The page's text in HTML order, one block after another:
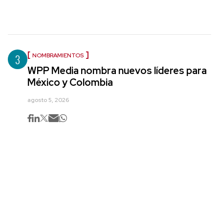
3 NOMBRAMIENTOS
WPP Media nombra nuevos líderes para
México y Colombia
agosto 5, 2026